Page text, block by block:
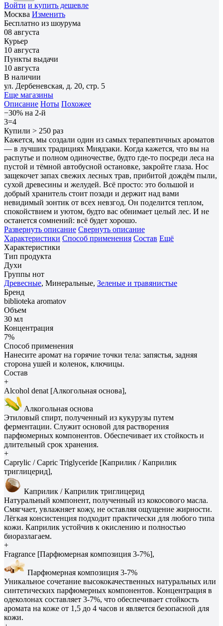
Войти и купить дешевле
Москва Изменить
Бесплатно из шоурума
08 августа
Курьер
10 августа
Пункты выдачи
10 августа
В наличии
ул. Дербеневская, д. 20, стр. 5
Еще магазины
Описание Ноты Похожее
−30% на 2-й
3=4
Купили > 250 раз
Кажется, мы создали один из самых терапевтичных ароматов
— в лучших традициях Миядзаки. Когда кажется, что вы на
распутье и полном одиночестве, будто где-то посреди леса на
пустой и тёмной автобусной остановке, закройте глаза. Нос
защекочет запах свежих лесных трав, прибитой дождём пыли,
сухой древесины и желудей. Всё просто: это большой и
добрый хранитель стоит позади и держит над вами
невидимый зонтик от всех невзгод. Он поделится теплом,
спокойствием и уютом, будто вас обнимает целый лес. И не
останется сомнений: всё будет хорошо.
Развернуть описание Свернуть описание
Характеристики Способ применения Состав Ещё
Характеристики
Тип продукта
Духи
Группы нот
Древесные, Минеральные, Зеленые и травянистые
Бренд
biblioteka aromatov
Объем
30 мл
Концентрация
7%
Способ применения
Нанесите аромат на горячие точки тела: запястья, задняя
сторона ушей и коленок, ключицы.
Состав
+
Alcohol denat [Алкогольная основа],
Алкогольная основа
Этиловый спирт, полученный из кукурузы путем
ферментации. Служит основой для растворения
парфюмерных компонентов. Обеспечивает их стойкость и
длительный срок хранения.
+
Caprylic / Capric Triglyceride [Каприлик / Каприлик
триглицерид],
Каприлик / Каприлик триглицерид
Натуральный компонент, полученный из кокосового масла.
Смягчает, увлажняет кожу, не оставляя ощущение жирности.
Лёгкая консистенция подходит практически для любого типа
кожи. Каприлик устойчив к окислению и полностью
биоразлагаем.
+
Fragrance [Парфюмерная композиция 3-7%],
Парфюмерная композиция 3-7%
Уникальное сочетание высококачественных натуральных или
синтетических парфюмерных компонентов. Концентрация в
одеколонах составляет 3-7%, что обеспечивает стойкость
аромата на коже от 1,5 до 4 часов и является безопасной для
кожи.